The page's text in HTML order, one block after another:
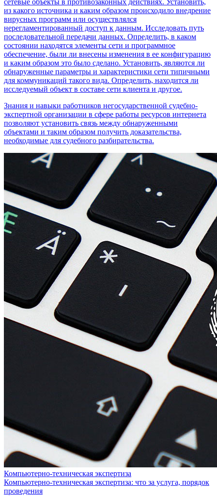
сетевые объекты в противозаконных действиях. Установить,
из какого источника и каким образом происходило внедрение
вирусных программ или осуществлялся
нерегламентированный доступ к данным. Исследовать путь
последовательной передачи данных. Определить, в каком
состоянии находятся элементы сети и программное
обеспечение, были ли внесены изменения в ее конфигурацию
и каким образом это было сделано. Установить, являются ли
обнаруженные параметры и характеристики сети типичными
для коммуникаций такого вида. Определить, находится ли
исследуемый объект в составе сети клиента и другое.
Знания и навыки работников негосударственной судебно-
экспертной организации в сфере работы ресурсов интернета
позволяют установить связь между обнаруженными
объектами и таким образом получить доказательства,
необходимые для судебного разбирательства.
Компьютерно-техническая экспертиза
Компьютерно-техническая экспертиза: что за услуга, порядок
проведения